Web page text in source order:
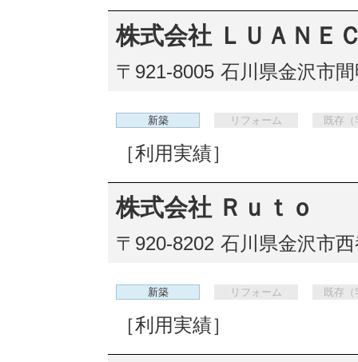
株式会社 ＬＵＡＮＥ
〒921-8005 石川県金沢市
新築 リフォーム 既存（
［利用実績］
株式会社 Ｒｕｔｏ
〒920-8202 石川県金沢市
新築 リフォーム 既存（
［利用実績］